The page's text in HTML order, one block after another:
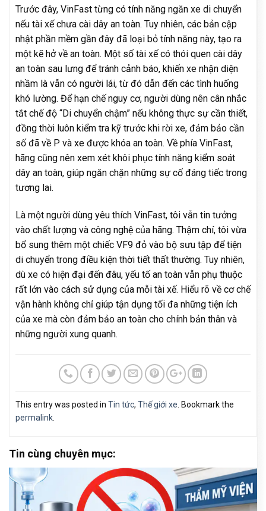
Trước đây, VinFast từng có tính năng ngăn xe di chuyển
nếu tài xế chưa cài dây an toàn. Tuy nhiên, các bản cập
nhật phần mềm gần đây đã loại bỏ tính năng này, tạo ra
một kẽ hở về an toàn. Một số tài xế có thói quen cài dây
an toàn sau lưng để tránh cảnh báo, khiến xe nhận diện
nhầm là vẫn có người lái, từ đó dẫn đến các tình huống
khó lường. Để hạn chế nguy cơ, người dùng nên cân nhắc
tắt chế độ “Di chuyển chậm” nếu không thực sự cần thiết,
đồng thời luôn kiểm tra kỹ trước khi rời xe, đảm bảo cần
số đã về P và xe được khóa an toàn. Về phía VinFast,
hãng cũng nên xem xét khôi phục tính năng kiểm soát
dây an toàn, giúp ngăn chặn những sự cố đáng tiếc trong
tương lai.
Là một người dùng yêu thích VinFast, tôi vẫn tin tưởng
vào chất lượng và công nghệ của hãng. Thậm chí, tôi vừa
bổ sung thêm một chiếc VF9 đỏ vào bộ sưu tập để tiện
di chuyển trong điều kiện thời tiết thất thường. Tuy nhiên,
dù xe có hiện đại đến đâu, yếu tố an toàn vẫn phụ thuộc
rất lớn vào cách sử dụng của mỗi tài xế. Hiểu rõ về cơ chế
vận hành không chỉ giúp tận dụng tối đa những tiện ích
của xe mà còn đảm bảo an toàn cho chính bản thân và
những người xung quanh.
This entry was posted in Tin tức, Thế giới xe . Bookmark the
permalink
Tin cùng chuyên mục: